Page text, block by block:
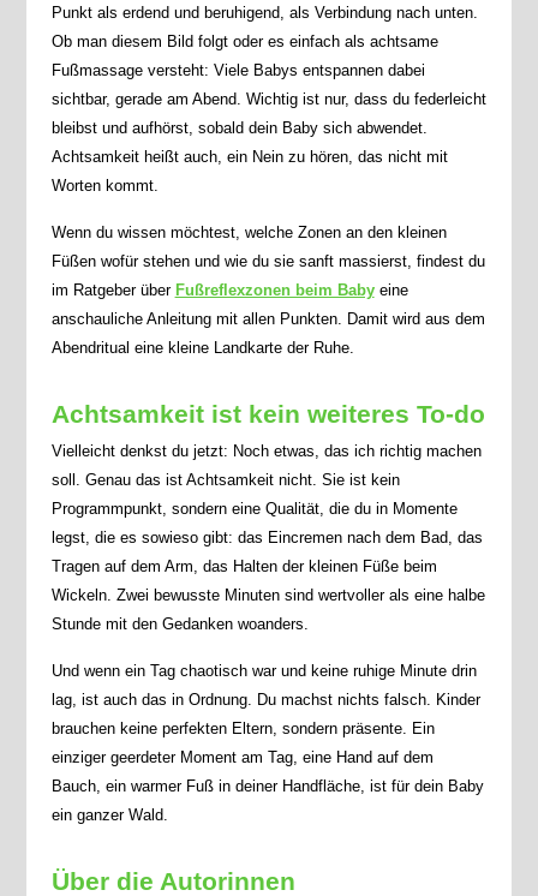
Punkt als erdend und beruhigend, als Verbindung nach unten.
Ob man diesem Bild folgt oder es einfach als achtsame
Fußmassage versteht: Viele Babys entspannen dabei
sichtbar, gerade am Abend. Wichtig ist nur, dass du federleicht
bleibst und aufhörst, sobald dein Baby sich abwendet.
Achtsamkeit heißt auch, ein Nein zu hören, das nicht mit
Worten kommt.
Wenn du wissen möchtest, welche Zonen an den kleinen
Füßen wofür stehen und wie du sie sanft massierst, findest du
im Ratgeber über Fußreflexzonen beim Babyeine
anschauliche Anleitung mit allen Punkten. Damit wird aus dem
Abendritual eine kleine Landkarte der Ruhe.
Achtsamkeit ist kein weiteres To-do
Vielleicht denkst du jetzt: Noch etwas, das ich richtig machen
soll. Genau das ist Achtsamkeit nicht. Sie ist kein
Programmpunkt, sondern eine Qualität, die du in Momente
legst, die es sowieso gibt: das Eincremen nach dem Bad, das
Tragen auf dem Arm, das Halten der kleinen Füße beim
Wickeln. Zwei bewusste Minuten sind wertvoller als eine halbe
Stunde mit den Gedanken woanders.
Und wenn ein Tag chaotisch war und keine ruhige Minute drin
lag, ist auch das in Ordnung. Du machst nichts falsch. Kinder
brauchen keine perfekten Eltern, sondern präsente. Ein
einziger geerdeter Moment am Tag, eine Hand auf dem
Bauch, ein warmer Fuß in deiner Handfläche, ist für dein Baby
ein ganzer Wald.
Über die Autorinnen